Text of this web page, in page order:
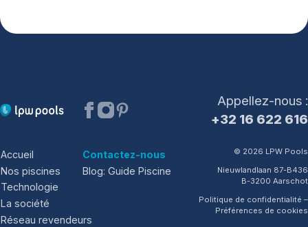
Appellez-nous :
+32 16 622 616
Accueil
Nos piscines
Technologie
La société
Réseau revendeurs
Contactez-nous
Blog: Guide Piscine
© 2026 LPW Pools
Nieuwlandlaan 87-B436
B-3200 Aarschot
Politique de confidentialité –
Préférences de cookies